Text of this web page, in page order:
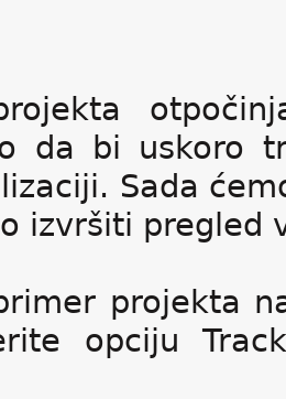
da bi uskoro
Sada
izvršiti pregled
projekta
opciju